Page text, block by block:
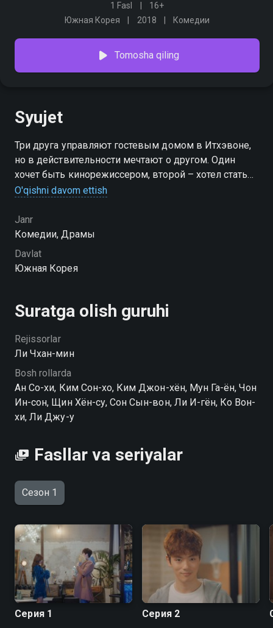
1 Fasl
16+
Южная Корея
2018 Комедии
Tomosha qiling
Syujet
Три друга управляют гостевым домом в Итхэвоне,
но в действительности мечтают о другом. Один
хочет быть кинорежиссером, второй – хотел стать
актером, как и его отец, а третий – обучался на
не стали реальностью, и даже их небольшой бизнес
оказывается на пороге банкротства.
Смех в «Вайкики» serialining 1-faslini hophop.tv
saytida yuqori HD sifatda mutlaqo bepul onlayn tomosha
O'qishni davom ettish
Janr
Комедии, Драмы
Davlat
Южная Корея
Suratga olish guruhi
Rejissorlar
Ли Чхан-мин
Bosh rollarda
Ан Со-хи, Ким Сон-хо, Ким Джон-хён, Мун Га-ён, Чон
Ин-сон, Щин Хён-су, Сон Сын-вон, Ли И-гён, Ко Вон-
хи, Ли Джу-у
Fasllar va seriyalar
Сезон 1
Серия 1 Серия 2